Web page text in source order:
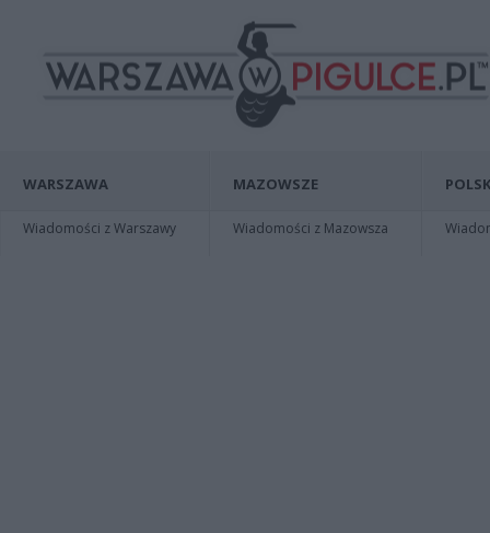
WARSZAWA
Wiadomości z Warszawy
MAZOWSZE
Wiadomości z Mazowsza